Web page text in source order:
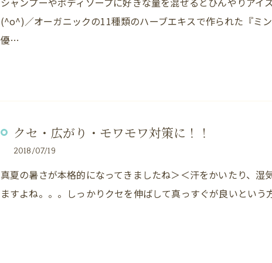
(^o^)／オーガニックの11種類のハーブエキスで作られた『ミ
優…
クセ・広がり・モワモワ対策に！！
2018/07/19
真夏の暑さが本格的になってきましたね＞＜汗をかいたり、湿
ますよね。。。しっかりクセを伸ばして真っすぐが良いとい